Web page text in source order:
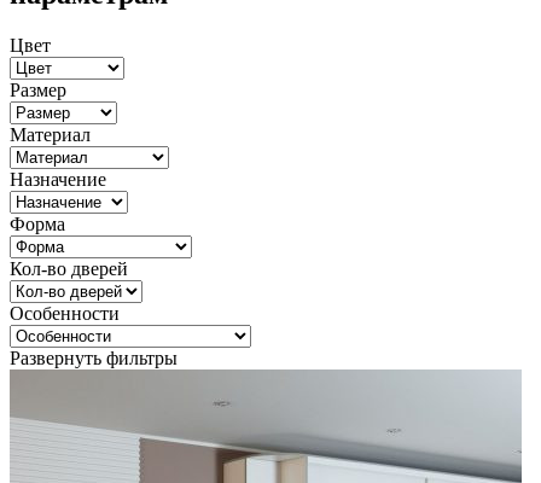
Цвет
Размер
Материал
Назначение
Форма
Кол-во дверей
Особенности
Развернуть фильтры